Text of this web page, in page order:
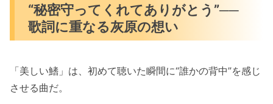
“秘密守ってくれてありがとう”──
歌詞に重なる灰原の想い
「美しい鰭」は、初めて聴いた瞬間に“誰かの背中”を感じ
させる曲だ。